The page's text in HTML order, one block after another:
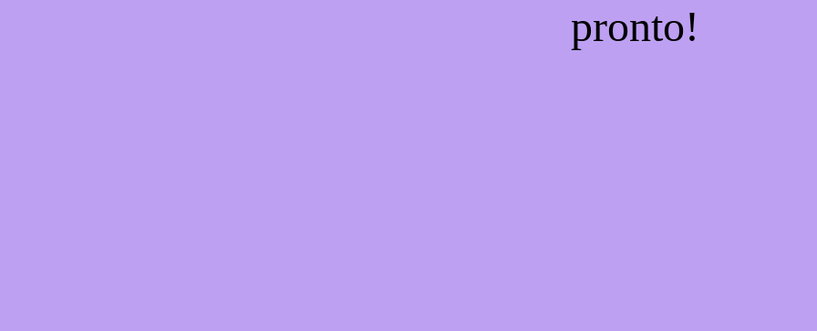
pronto!